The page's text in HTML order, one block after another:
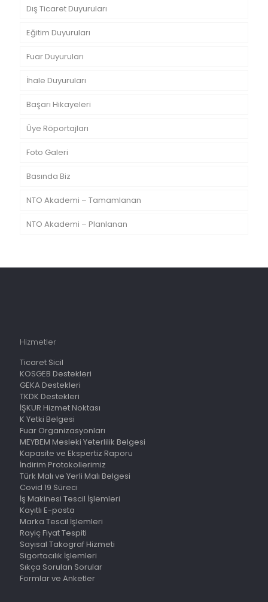
Dış Ticaret Duyuruları
Eğitim Duyuruları
Fuar Duyuruları
İhale Duyuruları
Başarı Hikayeleri
Üye Röportajları
Foto Galeri
Basında Biz
NTO Akademi – Tamamlanan
NTO Akademi – Planlanan
Hizmetler
Ticaret Sicil
KOSGEB Destekleri
GEKA Destekleri
TKDK Destekleri
İŞKUR Hizmet Noktası
K Yetki Belgesi
Fuar Organizasyonları
MEYBEM Mesleki Yeterlilik Belgesi
Kapasite ve Ekspertiz Raporu
İndirim Protokollerimiz
Türk Malı ve Yerli Malı Belgesi
Covid 19 Süreci
İş Makinesi Tescil İşlemleri
Kayıtlı E-posta
Marka Tescil İşlemleri
Rayiç Fiyat Tespiti
Sayısal Takograf Hizmeti
Sigortacılık İşlemleri
Sıkça Sorulan Sorular
Formlar ve Anketler